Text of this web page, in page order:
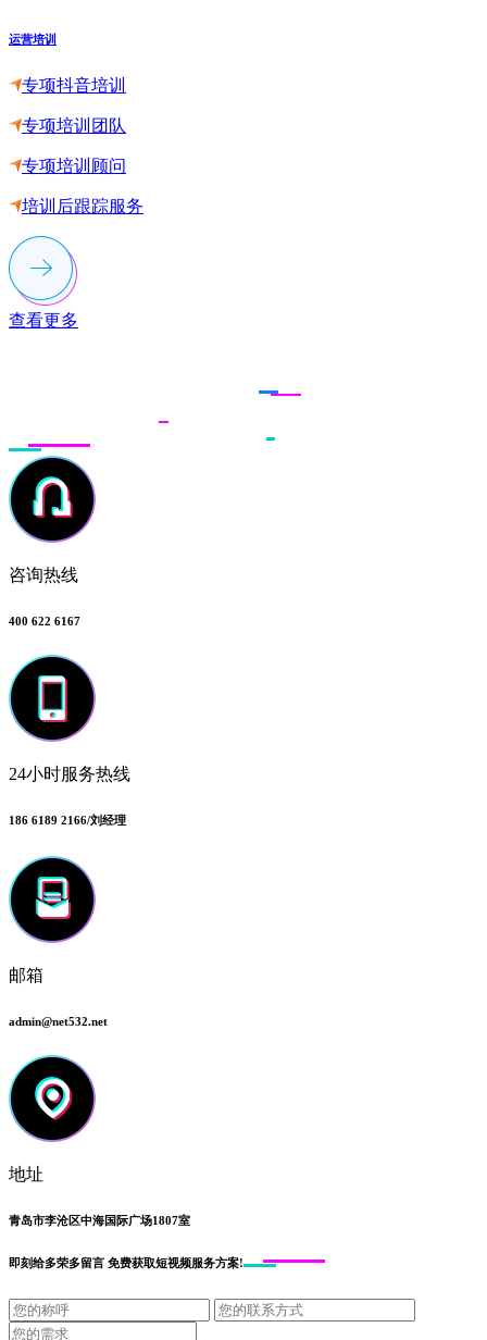
运营培训
专项抖音培训
专项培训团队
专项培训顾问
培训后跟踪服务
查看更多
咨询热线
400 622 6167
24小时服务热线
186 6189 2166/刘经理
邮箱
admin@net532.net
地址
青岛市李沧区中海国际广场1807室
即刻给多荣多留言 免费获取短视频服务方案!